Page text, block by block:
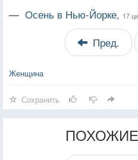
— Осень в Нью-Йорке, 17
Пред.
Женщина
Сохранить